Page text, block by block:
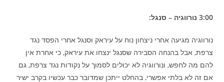
3:00 נורווגיה – סנגל:
נורווגיה מגיעה אחרי ניצחון נוח על עיראק וסנגל אחרי הפסד נגד
צרפת, אבל בהנחה הסבירה שסנגל ינצחו את עיראק, כי אחרת אין
להם מה לחפש, ונורווגיה לא יכולים לסמוך על נקודות נגד צרפת, גם
אם זה לא בלתי אפשרי, בהחלט ייתכן שמדובר כבר עכשיו בקרב ישיר